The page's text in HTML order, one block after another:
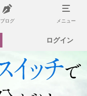
ブログ メニュー
ログイン